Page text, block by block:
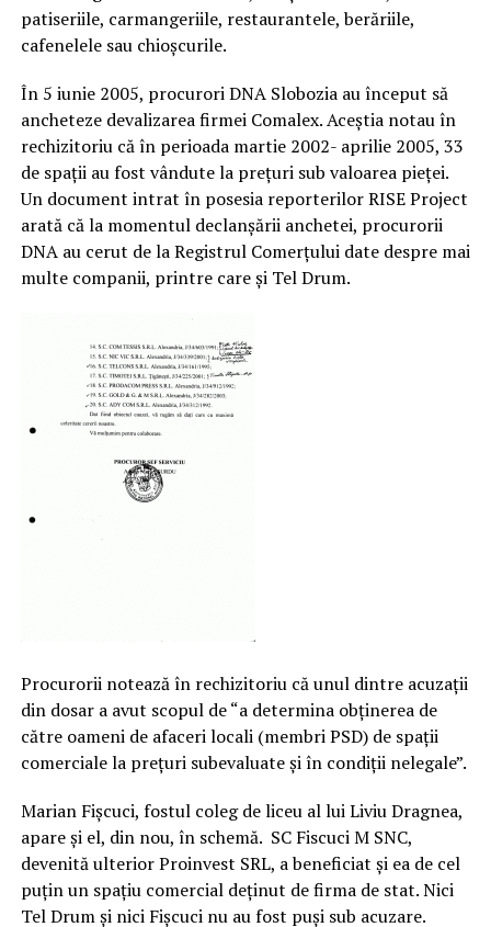
patiseriile, carmangeriile, restaurantele, berăriile,
cafenelele sau chioșcurile.
În 5 iunie 2005, procurori DNA Slobozia au început să
ancheteze devalizarea firmei Comalex. Aceștia notau în
rechizitoriu că în perioada martie 2002- aprilie 2005, 33
de spații au fost vândute la prețuri sub valoarea pieței.
Un document intrat în posesia reporterilor RISE Project
arată că la momentul declanșării anchetei, procurorii
DNA au cerut de la Registrul Comerțului date despre mai
multe companii, printre care și Tel Drum.
Procurorii notează în rechizitoriu că unul dintre acuzații
din dosar a avut scopul de “a determina obținerea de
către oameni de afaceri locali (membri PSD) de spații
comerciale la prețuri subevaluate și în condiții nelegale”.
Marian Fișcuci, fostul coleg de liceu al lui Liviu Dragnea,
apare și el, din nou, în schemă. SC Fiscuci M SNC,
devenită ulterior Proinvest SRL, a beneficiat și ea de cel
puțin un spațiu comercial deținut de firma de stat. Nici
Tel Drum și nici Fișcuci nu au fost puși sub acuzare.